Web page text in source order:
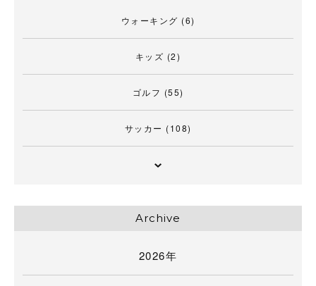
ウォーキング (6)
キッズ (2)
ゴルフ (55)
サッカー (108)
Archive
2026年